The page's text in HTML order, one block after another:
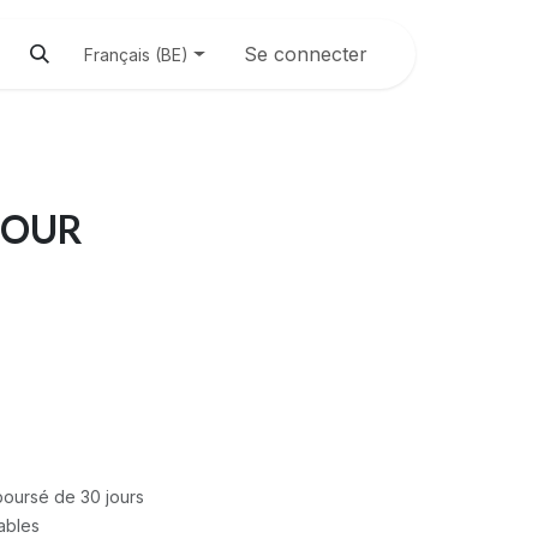
Français (BE) Se connecter
de 30 jours